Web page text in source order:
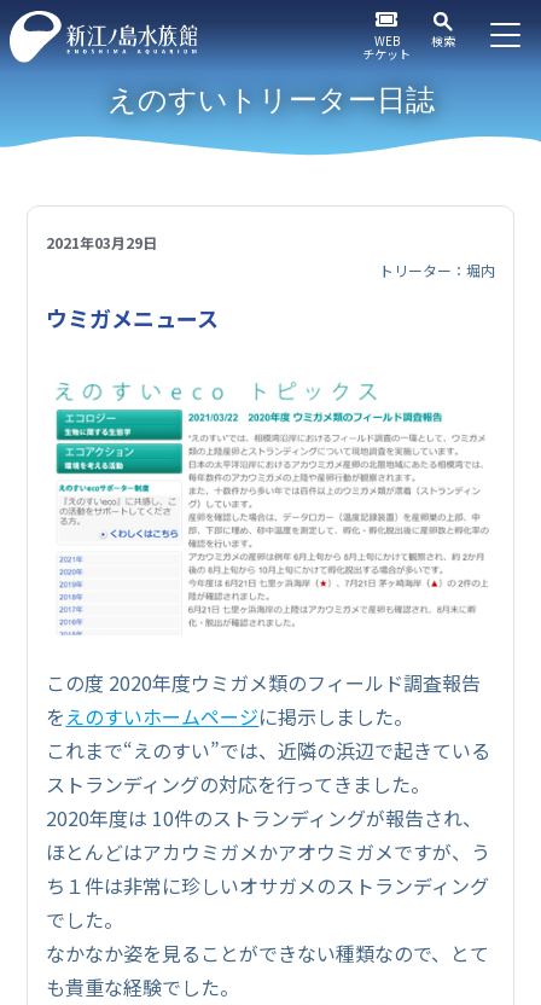
WEB
チケット
検索
えのすいトリーター日誌
2021年03月29日
トリーター：堀内
ウミガメニュース
この度 2020年度ウミガメ類のフィールド調査報告
をえのすいホームページに掲示しました。
これまで“えのすい”では、近隣の浜辺で起きている
ストランディングの対応を行ってきました。
2020年度は 10件のストランディングが報告され、
ほとんどはアカウミガメかアオウミガメですが、う
ち１件は非常に珍しいオサガメのストランディング
でした。
なかなか姿を見ることができない種類なので、とて
も貴重な経験でした。